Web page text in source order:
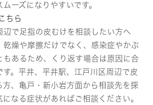
ーズになりやすいです。
ちら
辺で足指の皮むけを相談したい方へ
乾燥や摩擦だけでなく、感染症やかぶ
もあるため、くり返す場合は原因に合
す。平井、平井駅、江戸川区周辺で皮
方、亀戸・新小岩方面から相談先を探
になる症状があればご相談ください。